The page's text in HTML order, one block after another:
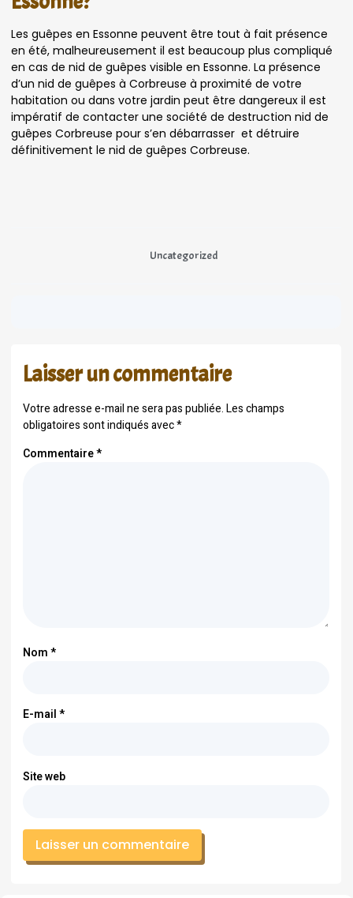
Les guêpes en Essonne peuvent être tout à fait présence
en été, malheureusement il est beaucoup plus compliqué
en cas de nid de guêpes visible en Essonne. La présence
d’un nid de guêpes à Corbreuse à proximité de votre
habitation ou dans votre jardin peut être dangereux il est
impératif de contacter une société de destruction nid de
guêpes Corbreuse pour s’en débarrasser et détruire
définitivement le nid de guêpes Corbreuse.
Uncategorized
Laisser un commentaire
Votre adresse e-mail ne sera pas publiée.Les champs
obligatoires sont indiqués avec*
Commentaire*
Nom*
E-mail*
Site web